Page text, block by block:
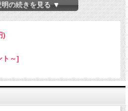
養素を強化したレシピ
し、速やかな回復と健康な免
与するのに適した形状です
栄養要求が高まっている状態
として特別に調整された食事
の続きを見る ▼
)
ト～]